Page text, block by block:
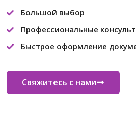
Большой выбор
Профессиональные
Быстрое оформление
Свяжитесь с нами